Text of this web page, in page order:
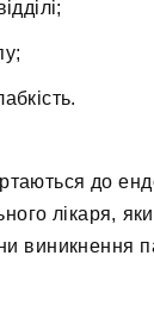
до
лікаря,
виникнення